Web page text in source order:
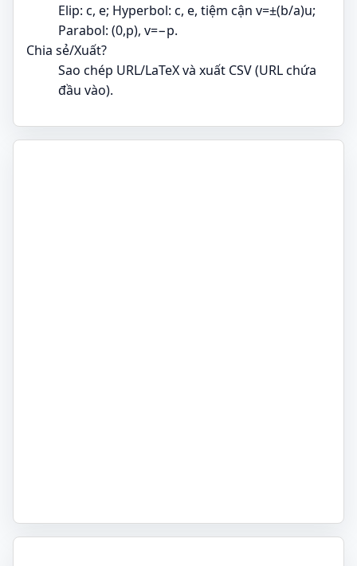
Elip: c, e; Hyperbol: c, e, tiệm cận v=±(b/a)u;
Parabol: (0,p), v=−p.
Chia sẻ/Xuất?
Sao chép URL/LaTeX và xuất CSV (URL chứa
đầu vào).